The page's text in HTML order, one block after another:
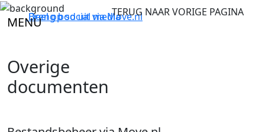
MENU
TERUG NAAR VORIGE PAGINA
Breng bod uit viaMove.nl
Deel op social media
Overige
documenten